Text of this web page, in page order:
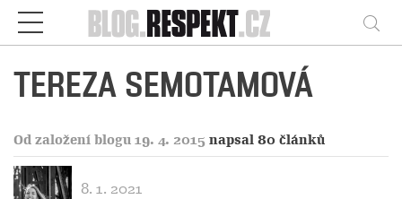
Respekt
TEREZA SEMOTAMOVÁ
Od založení blogu 19. 4. 2015 napsal 80 článků
8. 1. 2021